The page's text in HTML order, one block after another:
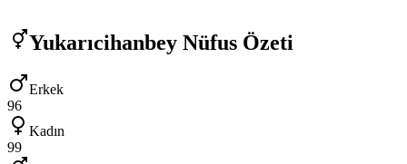
Yukarıcihanbey Nüfus Özeti
Erkek
96
Kadın
99